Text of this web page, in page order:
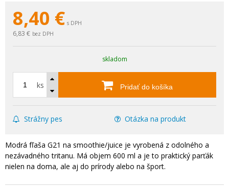
8,40 € s DPH
6,83 € bez DPH
skladom
ks Pridať do košíka
Strážny pes Otázka na produkt
Modrá fľaša G21 na smoothie/juice je vyrobená z odolného a
nezávadného tritanu. Má objem 600 ml a je to praktický parťák
nielen na doma, ale aj do prírody alebo na šport.